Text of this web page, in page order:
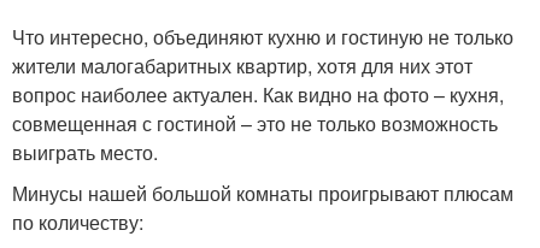
Что интересно, объединяют кухню и гостиную не только
жители малогабаритных квартир, хотя для них этот
вопрос наиболее актуален. Как видно на фото – кухня,
совмещенная с гостиной – это не только возможность
выиграть место.
Минусы нашей большой комнаты проигрывают плюсам
по количеству: